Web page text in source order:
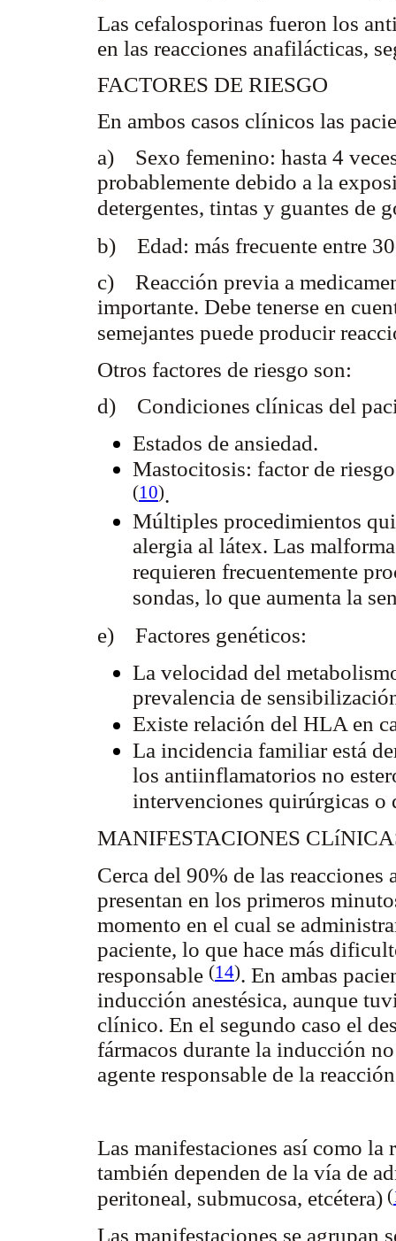
Las cefalosporinas fueron los
en las reacciones anafilácticas,
FACTORES DE RIESGO
En ambos casos clínicos las
a) Sexo femenino: hasta 4
probablemente debido a la
detergentes, tintas y guantes de
b) Edad: más frecuente entre
c) Reacción previa a
importante. Debe tenerse en
semejantes puede producir
Otros factores de riesgo son:
d) Condiciones clínicas del
Estados de ansiedad.
Mastocitosis: factor de
(10).
Múltiples procedimientos
alergia al látex. Las
requieren frecuentemente
sondas, lo que aumenta la
e) Factores genéticos:
La velocidad del
prevalencia de
Existe relación del HLA en
La incidencia familiar está
los antiinflamatorios no
intervenciones quirúrgicas o
MANIFESTACIONES
Cerca del 90% de las reacciones
presentan en los primeros
momento en el cual se
paciente, lo que hace más
responsable (14). En ambas
inducción anestésica, aunque
clínico. En el segundo caso el
fármacos durante la inducción
agente responsable de la
Las manifestaciones así como
también dependen de la vía de
peritoneal, submucosa, etcétera) (
Las manifestaciones se agrupan